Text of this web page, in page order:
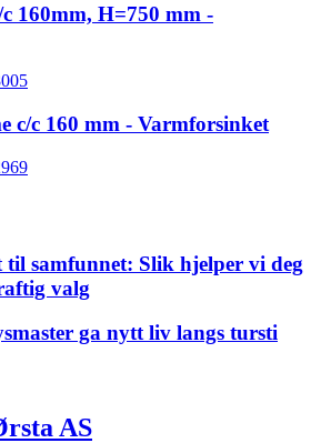
160mm, H=750 mm -
c/c 160 mm - Varmforsinket
til samfunnet: Slik hjelper vi deg
valg
ga nytt liv langs tursti
AS